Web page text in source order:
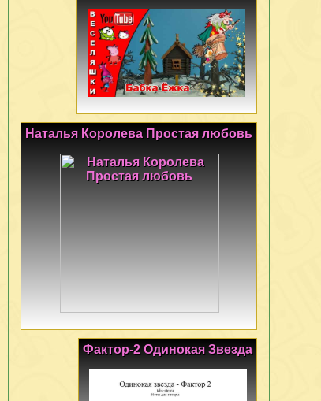
Наталья Королева Простая любовь
Фактор-2 Одинокая Звезда